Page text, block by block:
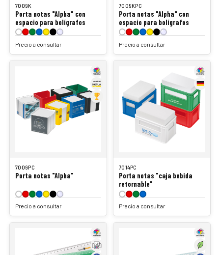
7009K
Porta notas "Alpha" con
espacio para bolígrafos
Precio a consultar
7009KPC
Porta notas "Alpha" con
espacio para bolígrafos
Precio a consultar
7009PC
Porta notas "Alpha"
Precio a consultar
7014PC
Porta notas "caja bebida
retornable"
Precio a consultar